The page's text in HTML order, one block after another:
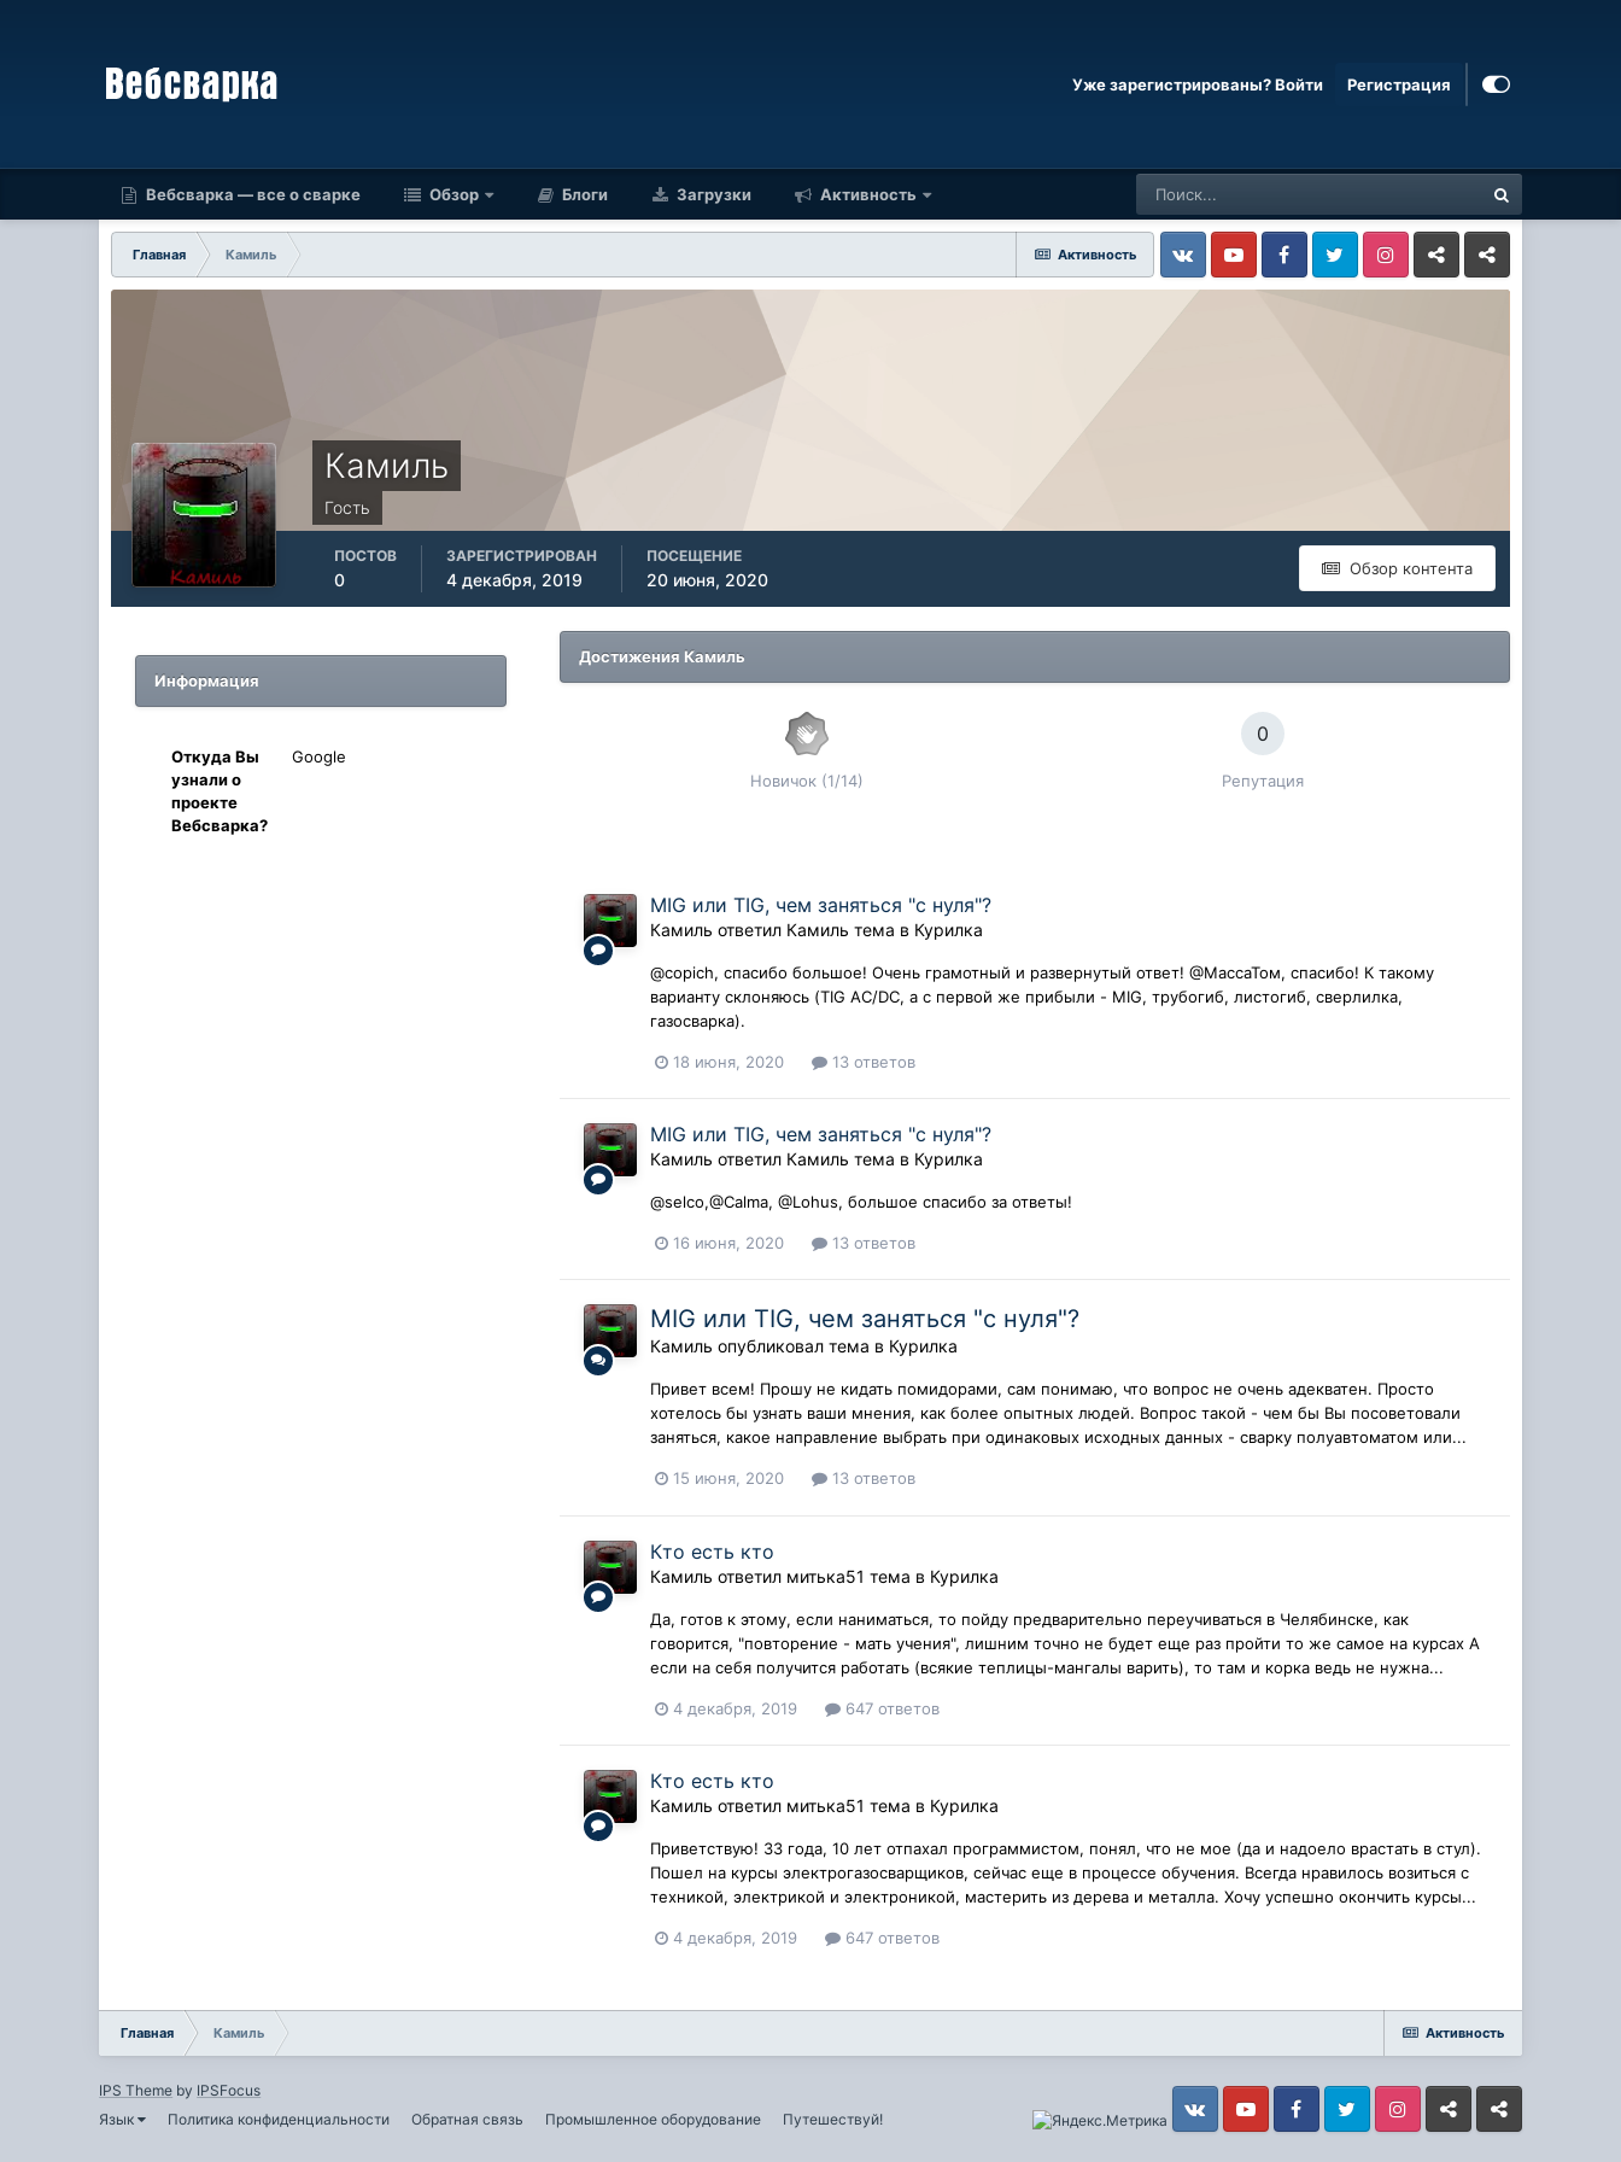
Уже зарегистрированы? Войти Регистрация
Вебсварка — все о сварке Обзор Блоги Загрузки Активность
Активность
Главная
Камиль
VkontakteYouTube FacebookTwitter InstagramLivejournalOdnoklassniki
Камиль
Гость
Обзор контента
ПОСТОВ
0
ЗАРЕГИСТРИРОВАН
4 декабря, 2019
ПОСЕЩЕНИЕ
20 июня, 2020
Информация
Oткyдa Вы
узнaли o
проекте
Вебсварка?
Google
Достижения Камиль
Новичок (1/14)
0
Репутация
MIG или TIG, чем заняться "с нуля"?
Камиль ответил Камиль тема в Курилка
@copich, спасибо большое! Очень грамотный и развернутый ответ! @МассаТом, спасибо! К такому
варианту склоняюсь (TIG AC/DC, а с первой же прибыли - MIG, трубогиб, листогиб, сверлилка,
газосварка).
18 июня, 2020 13 ответов
MIG или TIG, чем заняться "с нуля"?
Камиль ответил Камиль тема в Курилка
@selco,@Calma, @Lohus, большое спасибо за ответы!
16 июня, 2020 13 ответов
MIG или TIG, чем заняться "с нуля"?
Камиль опубликовал тема в Курилка
Привет всем! Прошу не кидать помидорами, сам понимаю, что вопрос не очень адекватен. Просто
хотелось бы узнать ваши мнения, как более опытных людей. Вопрос такой - чем бы Вы посоветовали
заняться, какое направление выбрать при одинаковых исходных данных - сварку полуавтоматом или...
15 июня, 2020 13 ответов
Кто есть кто
Камиль ответил митька51 тема в Курилка
Да, готов к этому, если наниматься, то пойду предварительно переучиваться в Челябинске, как
говорится, "повторение - мать учения", лишним точно не будет еще раз пройти то же самое на курсах А
если на себя получится работать (всякие теплицы-мангалы варить), то там и корка ведь не нужна...
4 декабря, 2019 647 ответов
Кто есть кто
Камиль ответил митька51 тема в Курилка
Приветствую! 33 года, 10 лет отпахал программистом, понял, что не мое (да и надоело врастать в стул).
Пошел на курсы электрогазосварщиков, сейчас еще в процессе обучения. Всегда нравилось возиться с
техникой, электрикой и электроникой, мастерить из дерева и металла. Хочу успешно окончить курсы...
4 декабря, 2019 647 ответов
Активность
Главная Камиль
IPS Theme by IPSFocus
Язык
Политика конфиденциальности Обратная связь Промышленное оборудование Путешествуй!
VkontakteYouTube FacebookTwitter InstagramLivejournalOdnoklassniki